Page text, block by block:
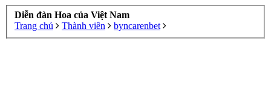
Diễn đàn Hoa của Việt Nam
Trang chủ
Thành viên byncarenbet